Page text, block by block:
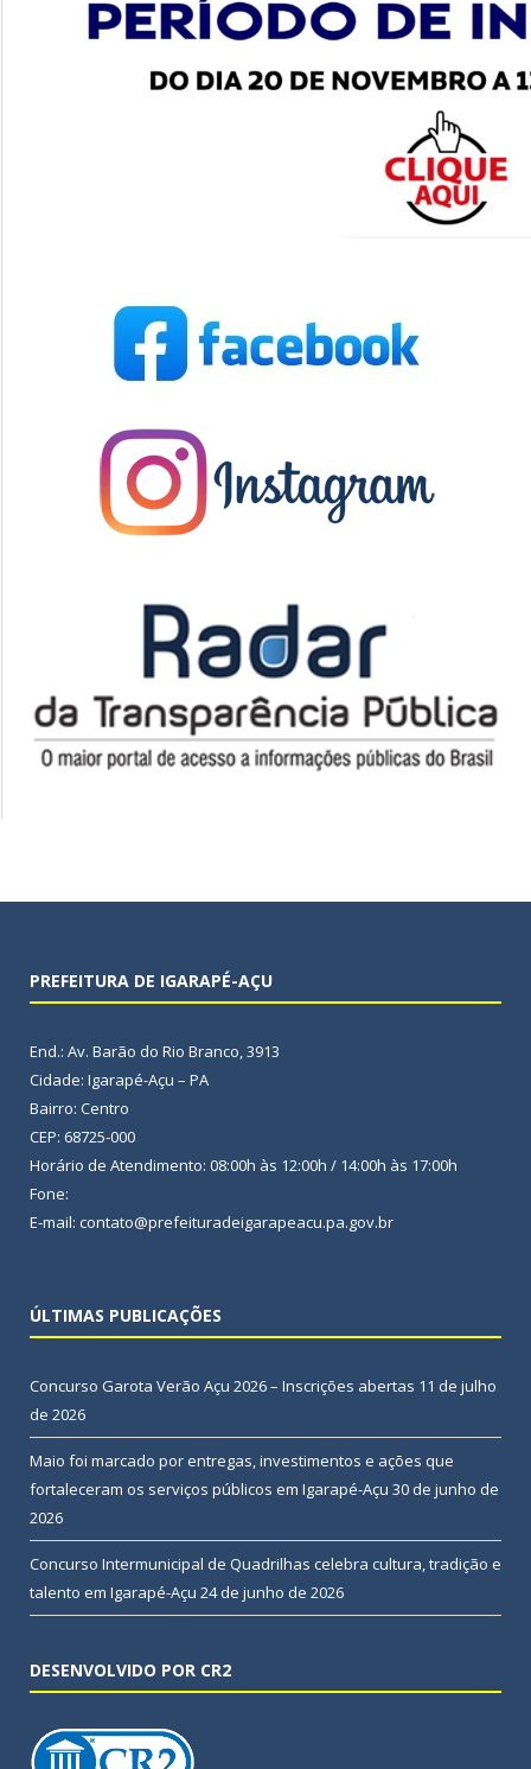
PREFEITURA DE IGARAPÉ-AÇU
End.: Av. Barão do Rio Branco, 3913
Cidade: Igarapé-Açu – PA
Bairro: Centro
CEP: 68725-000
Horário de Atendimento: 08:00h às 12:00h / 14:00h às 17:00h
Fone:
E-mail: contato@prefeituradeigarapeacu.pa.gov.br
ÚLTIMAS PUBLICAÇÕES
Concurso Garota Verão Açu 2026 – Inscrições abertas 11 de julho
de 2026
Maio foi marcado por entregas, investimentos e ações que
fortaleceram os serviços públicos em Igarapé-Açu 30 de junho de
2026
Concurso Intermunicipal de Quadrilhas celebra cultura, tradição e
talento em Igarapé-Açu 24 de junho de 2026
DESENVOLVIDO POR CR2